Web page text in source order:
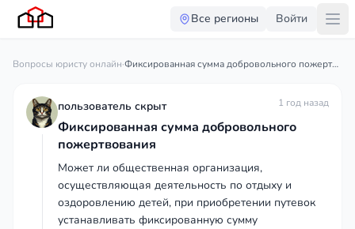
Все регионы Войти
Вопросы юристу онлайн· Фиксированная сумма добровольного пожертвования
пользователь скрыт 1 год назад
Фиксированная сумма добровольного
пожертвования
Может ли общественная организация,
осуществляющая деятельность по отдыху и
оздоровлению детей, при приобретении путевок
устанавливать фиксированную сумму